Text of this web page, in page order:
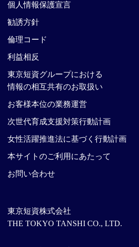
東京短資株式会社
THE TOKYO TANSHI CO., LTD.
個人情報保護宣言
勧誘方針
倫理コード
利益相反
東京短資グループにおける
情報の相互共有のお取扱い
お客様本位の業務運営
次世代育成支援対策行動計画
女性活躍推進法に基づく行動計画
本サイトのご利用にあたって
お問い合わせ